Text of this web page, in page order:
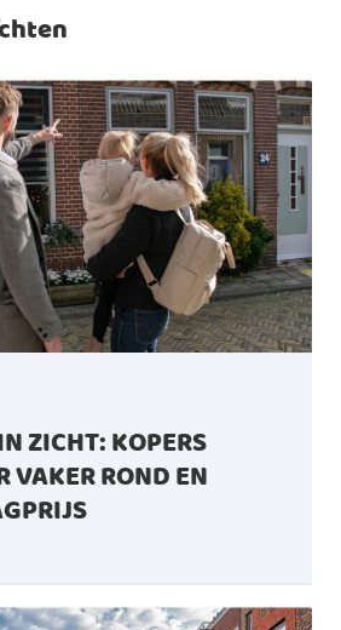
ZICHT: KOPERS
VAKER ROND EN